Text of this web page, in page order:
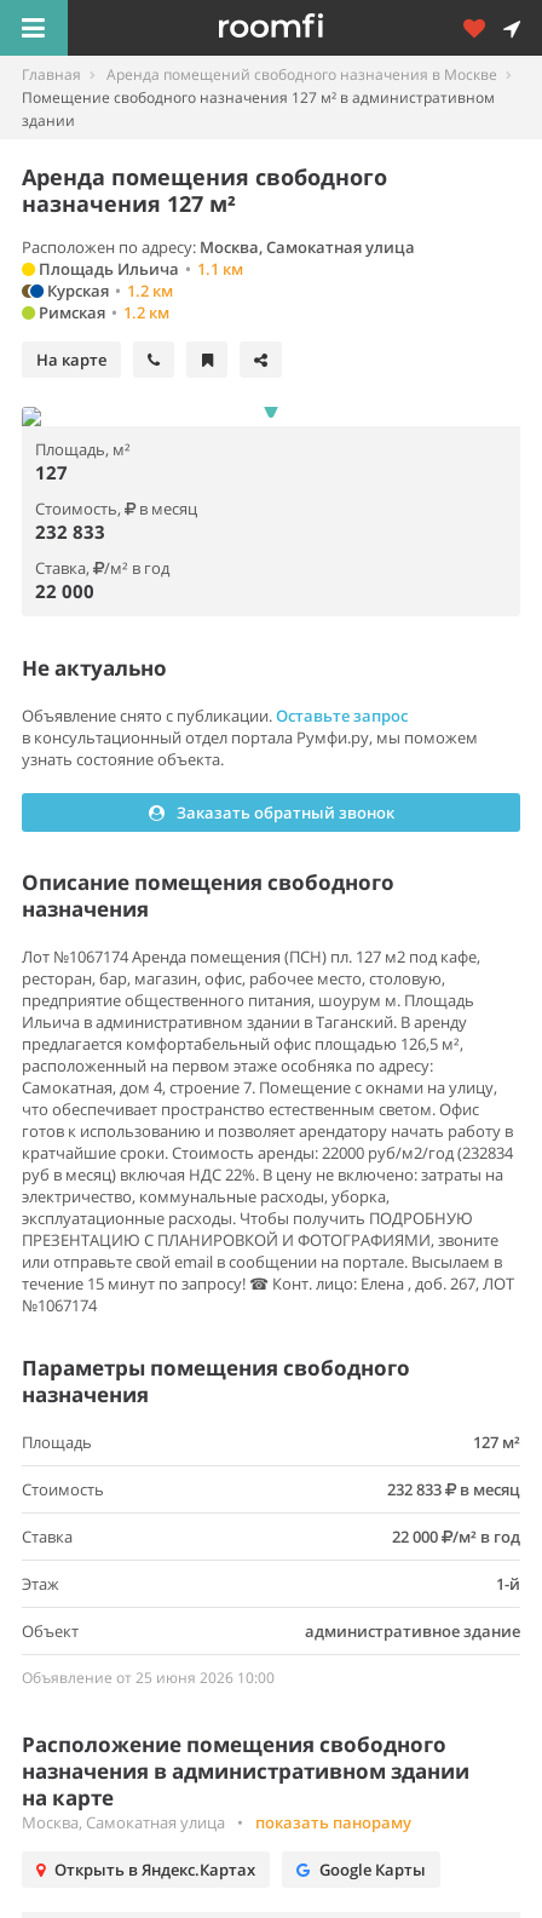
Главная
Аренда помещений свободного назначения в Москве
Помещение свободного назначения 127 м² в административном
здании
Аренда помещения свободного
назначения 127 м²
Расположен по адресу: Москва, Самокатная улица
Площадь Ильича • 1.1 км
Курская • 1.2 км
Римская • 1.2 км
На карте
Площадь, м²
127
Стоимость, в месяц
232 833
Ставка, /м² в год
22 000
Не актуально
Объявление снято с публикации.Оставьте запрос
в консультационный отдел портала Румфи.ру, мы поможем
узнать состояние объекта.
Заказать обратный звонок
Описание помещения свободного
назначения
Лот №1067174 Аренда помещения (ПСН) пл. 127 м2 под кафе,
ресторан, бар, магазин, офис, рабочее место, столовую,
предприятие общественного питания, шоурум м. Площадь
Ильича в административном здании в Таганский. В аренду
предлагается комфортабельный офис площадью 126,5 м²,
расположенный на первом этаже особняка по адресу:
Самокатная, дом 4, строение 7. Помещение с окнами на улицу,
что обеспечивает пространство естественным светом. Офис
готов к использованию и позволяет арендатору начать работу в
кратчайшие сроки. Стоимость аренды: 22000 руб/м2/год (232834
руб в месяц) включая НДС 22%. В цену не включено: затраты на
электричество, коммунальные расходы, уборка,
эксплуатационные расходы. Чтобы получить ПОДРОБНУЮ
ПРЕЗЕНТАЦИЮ С ПЛАНИРОВКОЙ И ФОТОГРАФИЯМИ, звоните
или отправьте свой email в сообщении на портале. Высылаем в
течение 15 минут по запросу! ☎ Конт. лицо: Елена , доб. 267, ЛОТ
№1067174
Параметры помещения свободного
назначения
Площадь 127 м²
Стоимость 232 833 в месяц
Ставка 22 000 /м² в год
Этаж 1-й
Объект административное здание
Объявление от 25 июня 2026 10:00
Расположение помещения свободного
назначения в административном здании
на карте
Москва, Самокатная улица • показать панораму
Открыть в Яндекс.Картах Google Карты